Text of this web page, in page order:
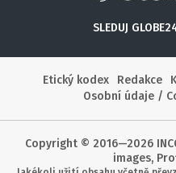
SLEDUJ
Etický kodex
Redakce
Osobní údaje /
Copyright © 2016—2026
images,